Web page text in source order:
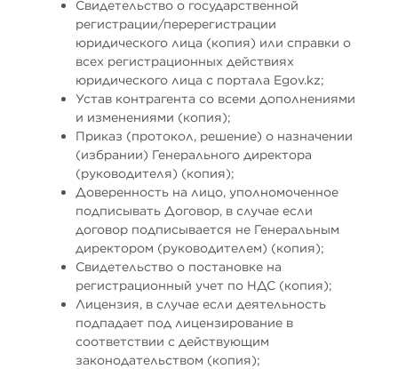
Свидетельство о государственной
регистрации/перерегистрации
юридического лица (копия) или справки о
всех регистрационных действиях
юридического лица с портала Egov.kz;
Устав контрагента со всеми дополнениями
и изменениями (копия);
Приказ (протокол, решение) о назначении
(избрании) Генерального директора
(руководителя) (копия);
Доверенность на лицо, уполномоченное
подписывать Договор, в случае если
договор подписывается не Генеральным
директором (руководителем) (копия);
Свидетельство о постановке на
регистрационный учет по НДС (копия);
Лицензия, в случае если деятельность
подпадает под лицензирование в
соответствии с действующим
законодательством (копия);